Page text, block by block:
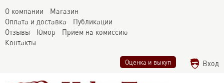
О компании
Магазин
Оплата и доставка
Публикации
Отзывы
Юмор
Прием на комиссию
Контакты
Оценка и выкуп Вход